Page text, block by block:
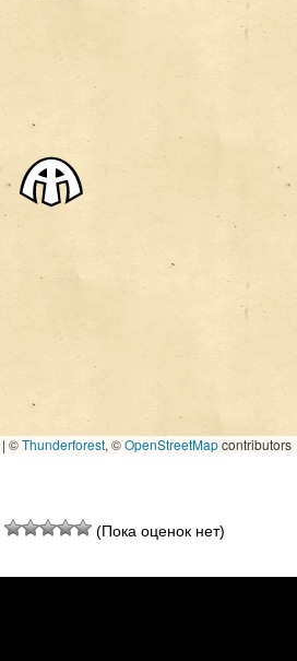
| ©Thunderforest, ©OpenStreetMapcontributors
(Пока оценок нет)